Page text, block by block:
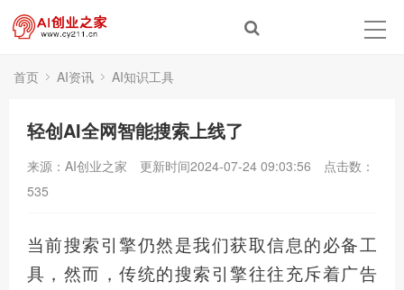
首页 AI资讯 AI知识工具
轻创AI全网智能搜索上线了
来源：AI创业之家 更新时间2024-07-24 09:03:56
点击数：
535
当前搜索引擎仍然是我们获取信息的必备工
具，然而，传统的搜索引擎往往充斥着广告